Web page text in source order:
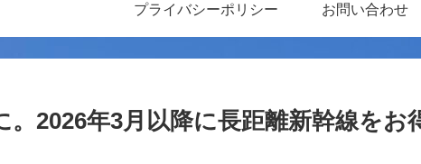
プライバシーポリシー お問い合わせ
2026年3月以降に長距離新幹線をお